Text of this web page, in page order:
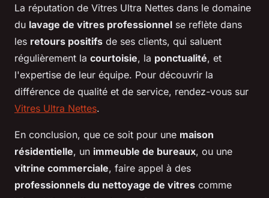
La réputation de Vitres Ultra Nettes dans le domaine
du lavage de vitres professionnel se reflète dans
les retours positifs de ses clients, qui saluent
régulièrement la courtoisie, la ponctualité, et
l'expertise de leur équipe. Pour découvrir la
différence de qualité et de service, rendez-vous sur
Vitres Ultra Nettes.
En conclusion, que ce soit pour une maison
résidentielle, un immeuble de bureaux, ou une
vitrine commerciale, faire appel à des
professionnels du nettoyage de vitres comme